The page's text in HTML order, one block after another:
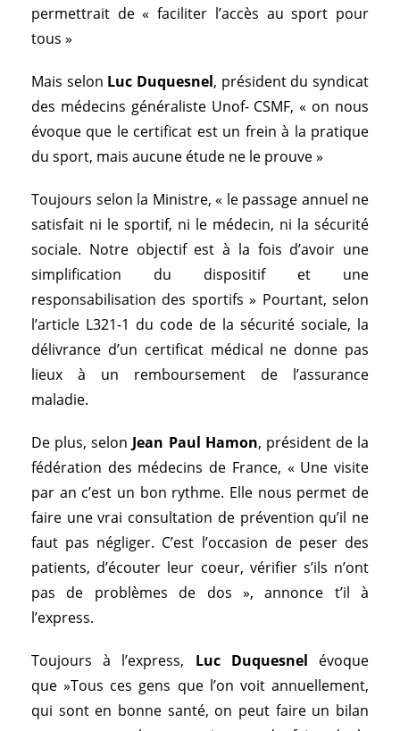
permettrait de « faciliter l’accès au sport pour
tous »
Mais selon Luc Duquesnel, président du syndicat
des médecins généraliste Unof- CSMF, « on nous
évoque que le certificat est un frein à la pratique
du sport, mais aucune étude ne le prouve »
Toujours selon la Ministre, « le passage annuel ne
satisfait ni le sportif, ni le médecin, ni la sécurité
sociale. Notre objectif est à la fois d’avoir une
simplification du dispositif et une
responsabilisation des sportifs » Pourtant, selon
l’article L321-1 du code de la sécurité sociale, la
délivrance d’un certificat médical ne donne pas
lieux à un remboursement de l’assurance
maladie.
De plus, selon Jean Paul Hamon, président de la
fédération des médecins de France, « Une visite
par an c’est un bon rythme. Elle nous permet de
faire une vrai consultation de prévention qu’il ne
faut pas négliger. C’est l’occasion de peser des
patients, d’écouter leur coeur, vérifier s’ils n’ont
pas de problèmes de dos », annonce t’il à
l’express.
Toujours à l’express, Luc Duquesnel évoque
que »Tous ces gens que l’on voit annuellement,
qui sont en bonne santé, on peut faire un bilan